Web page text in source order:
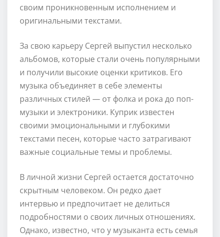
своим проникновенным исполнением и
оригинальными текстами.
За свою карьеру Сергей выпустил несколько
альбомов, которые стали очень популярными
и получили высокие оценки критиков. Его
музыка объединяет в себе элементы
различных стилей — от фолка и рока до поп-
музыки и электроники. Куприк известен
своими эмоциональными и глубокими
текстами песен, которые часто затрагивают
важные социальные темы и проблемы.
В личной жизни Сергей остается достаточно
скрытным человеком. Он редко дает
интервью и предпочитает не делиться
подробностями о своих личных отношениях.
Однако, известно, что у музыканта есть семья